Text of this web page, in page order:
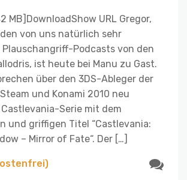
MB]DownloadShow URL Gregor,
von uns natürlich sehr
Podcasts von den
ist heute bei Manu zu Gast.
über den 3DS-Ableger der
und Konami 2010 neu
Serie mit dem
und griffigen Titel “Castlevania:
– Mirror of Fate“. Der […]